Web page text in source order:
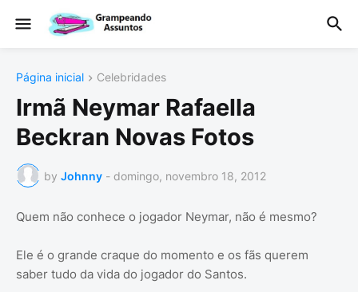
Página inicial Celebridades
Irmã Neymar Rafaella
Beckran Novas Fotos
by Johnny - domingo, novembro 18, 2012
Quem não conhece o jogador Neymar, não é mesmo?
Ele é o grande craque do momento e os fãs querem
saber tudo da vida do jogador do Santos.